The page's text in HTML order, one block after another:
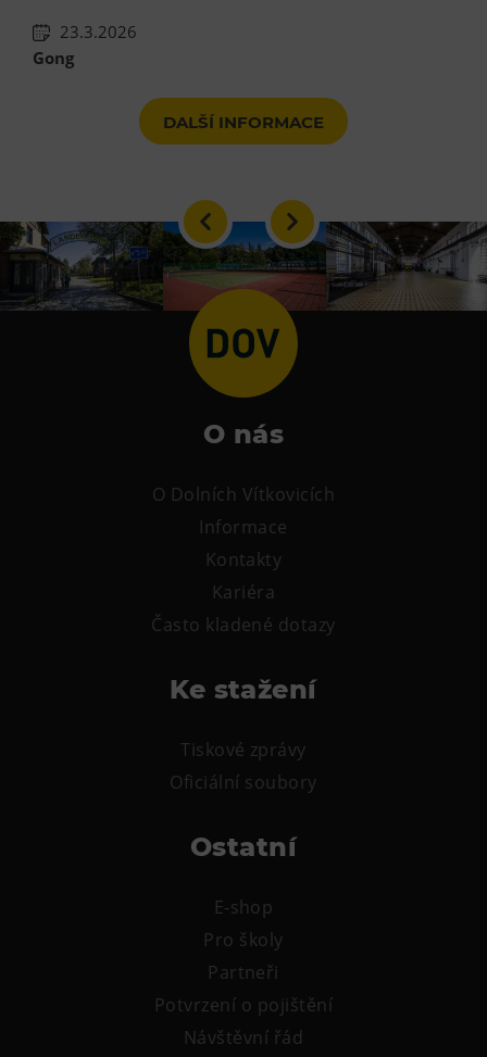
23.3.2026
Gong
DALŠÍ INFORMACE
O nás
O Dolních Vítkovicích
Informace
Kontakty
Kariéra
Často kladené dotazy
Ke stažení
Tiskové zprávy
Oficiální soubory
Ostatní
E-shop
Pro školy
Partneři
Potvrzení o pojištění
Návštěvní řád